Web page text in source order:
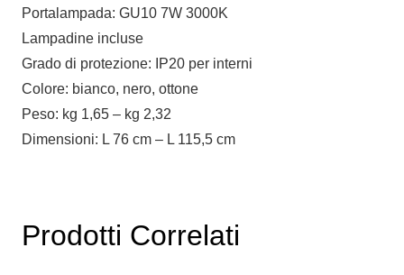
Portalampada: GU10 7W 3000K
Lampadine incluse
Grado di protezione: IP20 per interni
Colore: bianco, nero, ottone
Peso: kg 1,65 – kg 2,32
Dimensioni: L 76 cm – L 115,5 cm
Prodotti Correlati